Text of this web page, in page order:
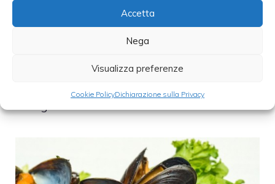
Accetta
Nega
Visualizza preferenze
Cookie PolicyDichiarazione sulla Privacy